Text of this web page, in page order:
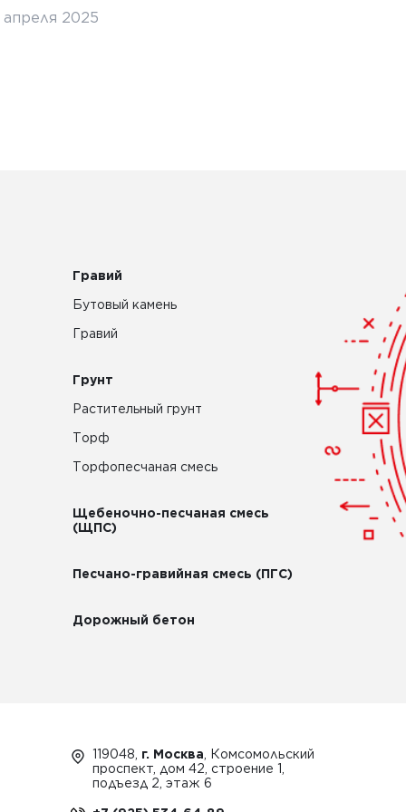
апреля 2025
Гравий
Бутовый камень
Гравий
Грунт
Растительный грунт
Торф
Торфопесчаная смесь
Щебеночно-песчаная смесь
(ЩПС)
Песчано-гравийная смесь (ПГС)
Дорожный бетон
119048, г. Москва , Комсомольский
проспект, дом 42, строение 1,
подъезд 2, этаж 6